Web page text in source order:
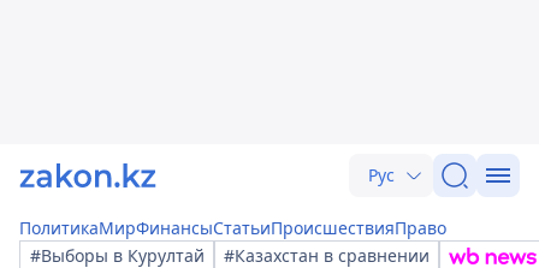
Рус
ПолитикаМирФинансыСтатьиПроисшествияПраво
#Выборы в Курултай
#Казахстан в сравнении